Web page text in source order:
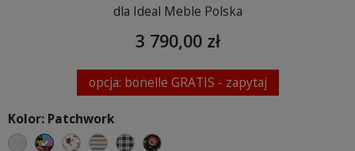
dla Ideal Meble Polska
3 790,00 zł
opcja: bonelle GRATIS - zapytaj
Kolor: Patchwork
marmurPatchworkKwiatowy
PaskiKratkafolk